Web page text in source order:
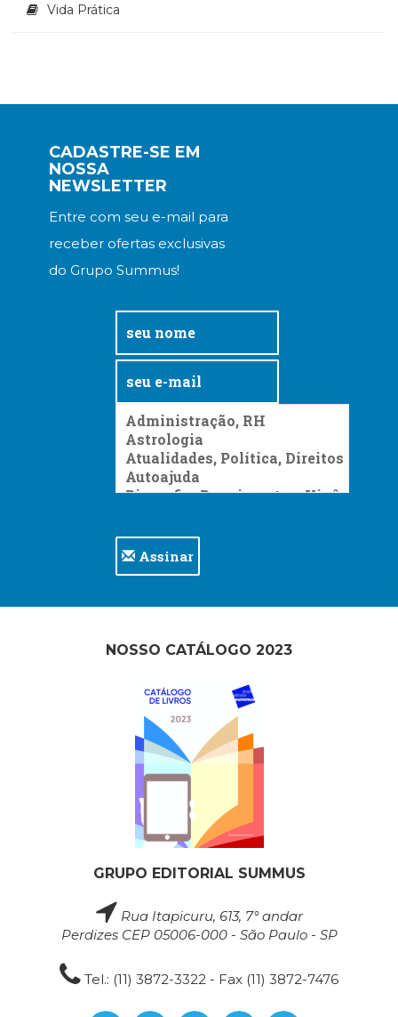
Vida Prática
CADASTRE-SE EM
NOSSA
NEWSLETTER
Entre com seu e-mail para
receber ofertas exclusivas
do Grupo Summus!
Assinar
NOSSO CATÁLOGO 2023
GRUPO EDITORIAL SUMMUS
Rua Itapicuru, 613, 7° andar
Perdizes CEP 05006-000 - São Paulo - SP
Tel.: (11) 3872-3322 - Fax (11) 3872-7476